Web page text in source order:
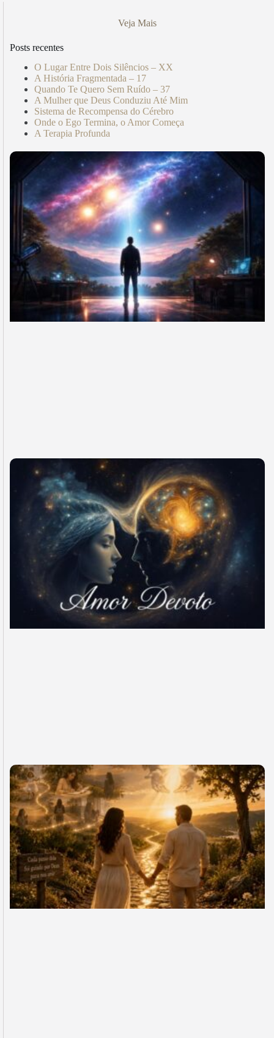
Veja Mais
Posts recentes
O Lugar Entre Dois Silêncios – XX
A História Fragmentada – 17
Quando Te Quero Sem Ruído – 37
A Mulher que Deus Conduziu Até Mim
Sistema de Recompensa do Cérebro
Onde o Ego Termina, o Amor Começa
A Terapia Profunda